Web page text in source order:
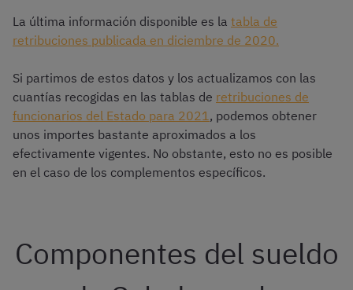
La última información disponible es la tabla de
retribuciones publicada en diciembre de 2020.
Si partimos de estos datos y los actualizamos con las
cuantías recogidas en las tablas de retribuciones de
funcionarios del Estado para 2021, podemos obtener
unos importes bastante aproximados a los
efectivamente vigentes. No obstante, esto no es posible
en el caso de los complementos específicos.
Componentes del sueldo